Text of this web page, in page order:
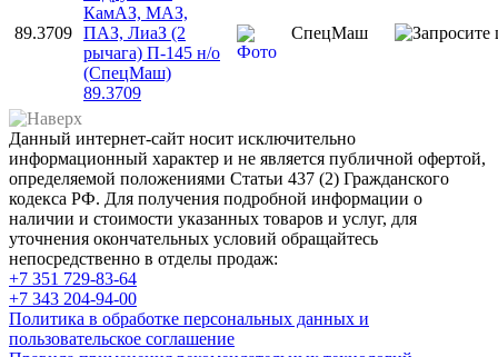
89.3709
КамАЗ, МАЗ,
ПАЗ, ЛиаЗ (2
рычага) П-145 н/о
(СпецМаш)
89.3709
СпецМаш
Данный интернет-сайт носит исключительно
информационный характер и не является публичной офертой,
определяемой положениями Статьи 437 (2) Гражданского
кодекса РФ. Для получения подробной информации о
наличии и стоимости указанных товаров и услуг, для
уточнения окончательных условий обращайтесь
непосредственно в отделы продаж:
+7 351 729-83-64
+7 343 204-94-00
Политика в обработке персональных данных и
пользовательское соглашение